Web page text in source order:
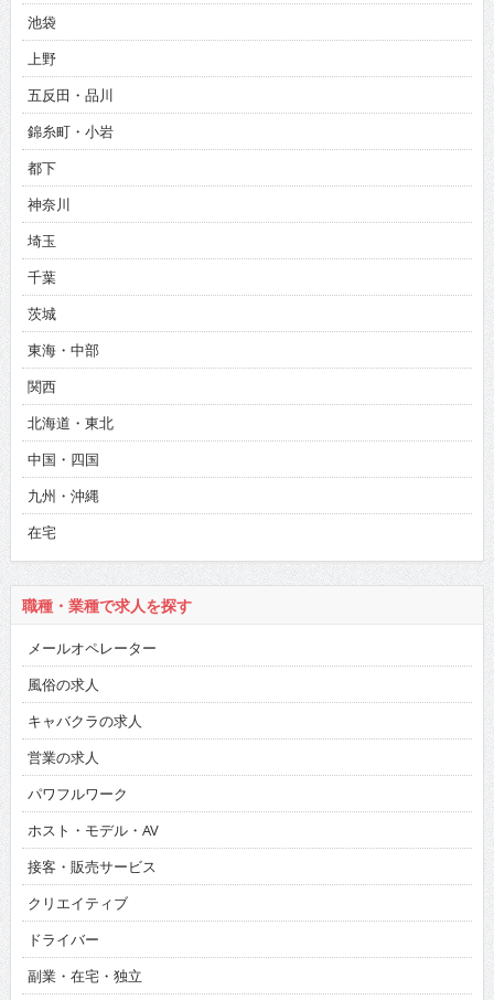
池袋
上野
五反田・品川
錦糸町・小岩
都下
神奈川
埼玉
千葉
茨城
東海・中部
関西
北海道・東北
中国・四国
九州・沖縄
在宅
職種・業種で求人を探す
メールオペレーター
風俗の求人
キャバクラの求人
営業の求人
パワフルワーク
ホスト・モデル・AV
接客・販売サービス
クリエイティブ
ドライバー
副業・在宅・独立